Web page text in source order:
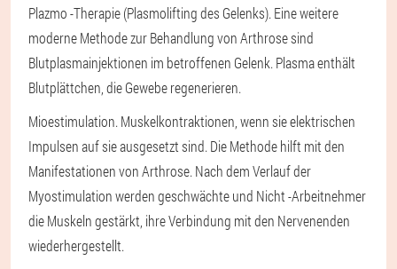
Plazmo -Therapie(Plasmolifting des Gelenks). Eine weitere
moderne Methode zur Behandlung von Arthrose sind
Blutplasmainjektionen im betroffenen Gelenk. Plasma enthält
Blutplättchen, die Gewebe regenerieren.
Mioestimulation. Muskelkontraktionen, wenn sie elektrischen
Impulsen auf sie ausgesetzt sind. Die Methode hilft mit den
Manifestationen von Arthrose. Nach dem Verlauf der
Myostimulation werden geschwächte und Nicht -Arbeitnehmer
die Muskeln gestärkt, ihre Verbindung mit den Nervenenden
wiederhergestellt.